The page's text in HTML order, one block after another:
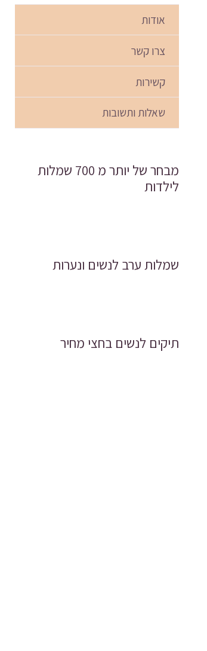
אודות
צרו קשר
קשירות
שאלות ותשובות
מבחר של יותר מ 700 שמלות
לילדות
שמלות ערב לנשים ונערות
תיקים לנשים בחצי מחיר